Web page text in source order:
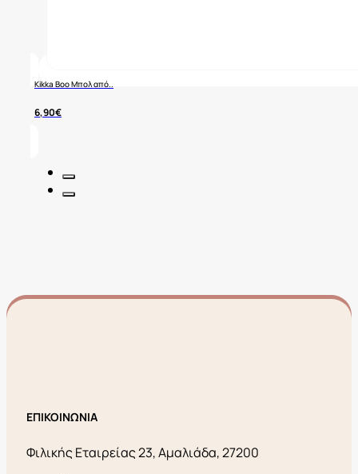
Kikka Boo Μπολ από..
6,90€
ΕΠΙΚΟΙΝΩΝΙΑ
Φιλικής Εταιρείας 23, Αμαλιάδα, 27200